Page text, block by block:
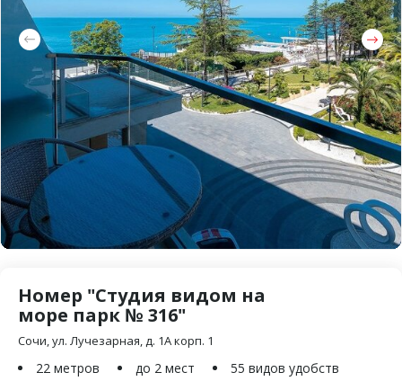
Номер "Студия видом на
море парк № 316"
Сочи, ул. Лучезарная, д. 1А корп. 1
22 метров до 2 мест
55 видов удобств